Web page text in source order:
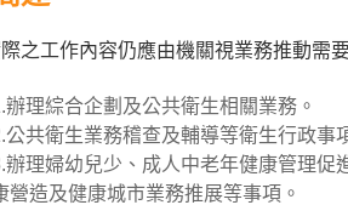
之工作內容仍應由機關視業務推動需
辦理綜合企劃及公共衛生相關業務。
公共衛生業務稽查及輔導等衛生行政事
辦理婦幼兒少、成人中老年健康管理促
營造及健康城市業務推展等事項。